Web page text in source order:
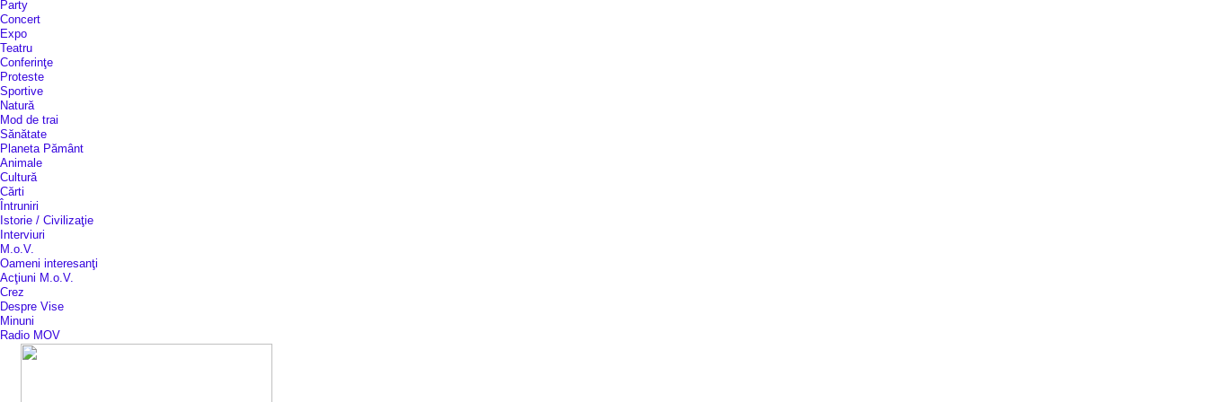
Party
Concert
Expo
Teatru
Conferinţe
Proteste
Sportive
Natură
Mod de trai
Sănătate
Planeta Pământ
Animale
Cultură
Cărti
Întruniri
Istorie / Civilizaţie
Interviuri
M.o.V.
Oameni interesanţi
Acţiuni M.o.V.
Crez
Despre Vise
Minuni
Radio MOV